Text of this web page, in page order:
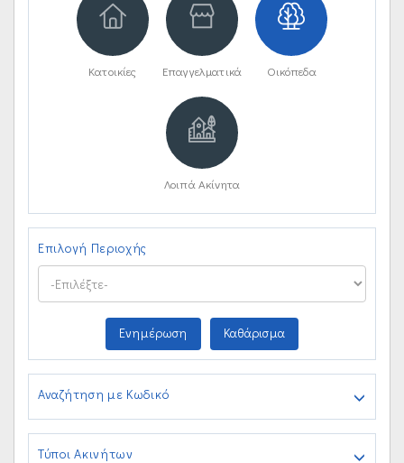
Κατοικίες Επαγγελματικά Οικόπεδα
Λοιπά Ακίνητα
Επιλογή Περιοχής
Ενημέρωση Καθάρισμα
Αναζήτηση με Κωδικό
Τύποι Ακινήτων